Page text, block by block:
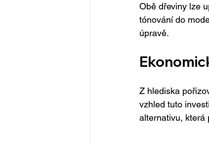
Obě dřeviny lze
tónování do
úpravě.
Z hlediska
vzhled tuto
alternativu, která